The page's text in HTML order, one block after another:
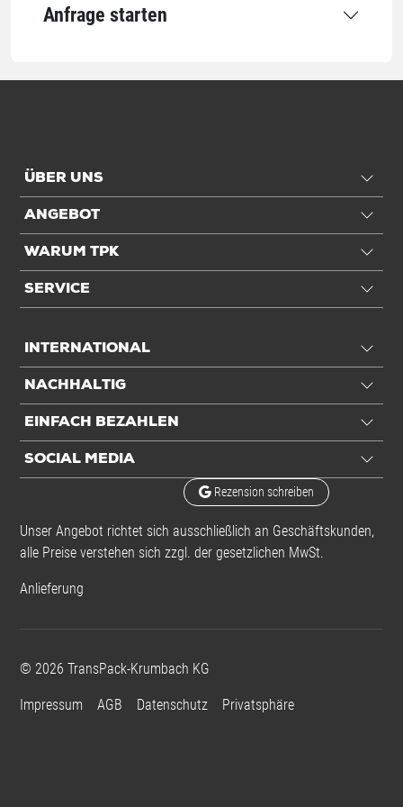
Qualität
Für DIN-Format DIN B4
Einheiten
Einheiten
Alle Angaben ohne Gewähr, Druckfehler vorbehalten.
Anfrage starten
ÜBER UNS
ANGEBOT
WARUM TPK
SERVICE
INTERNATIONAL
NACHHALTIG
EINFACH BEZAHLEN
SOCIAL MEDIA
Rezension schreiben
Unser Angebot richtet sich ausschließlich an Geschäftskunden,
alle Preise verstehen sich zzgl. der gesetzlichen MwSt.
Anlieferung
© 2026 TransPack-Krumbach KG
Impressum AGB Datenschutz Privatsphäre